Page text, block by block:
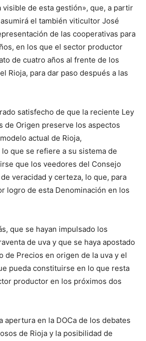
visible de esta gestión», que, a partir
el también viticultor José
de las cooperativas para
en los que el sector productor
de cuatro años al frente de los
Rioja, para dar paso después a las
satisfecho de que la reciente Ley
de Origen preserve los aspectos
actual de Rioja,
que se refiere a su sistema de
que los veedores del Consejo
veracidad y certeza, lo que, para
logro de esta Denominación en los
que se hayan impulsado los
de uva y que se haya apostado
de Precios en origen de la uva y el
pueda constituirse en lo que resta
productor en los próximos dos
apertura en la DOCa de los debates
de Rioja y la posibilidad de